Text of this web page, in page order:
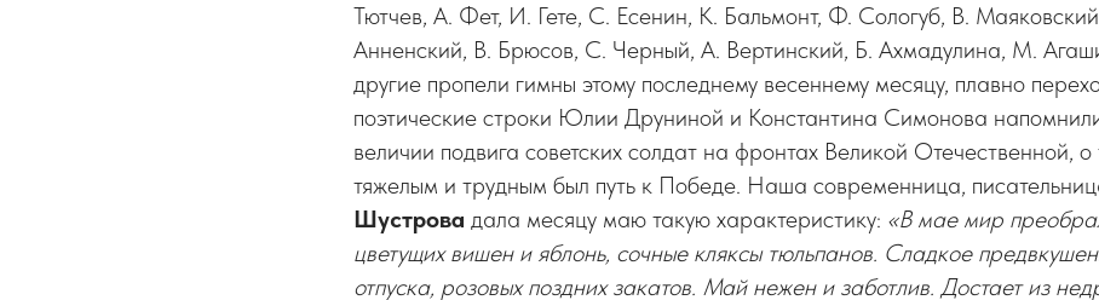
Тютчев, А. Фет, И. Гете, С. Есенин, К. Бальмонт, Ф. Сологуб, В.
Анненский, В. Брюсов, С. Черный, А. Вертинский, Б. Ахмадулина, М.
другие пропели гимны этому последнему весеннему месяцу, плавно
поэтические строки Юлии Друниной и Константина Симонова
величии подвига советских солдат на фронтах Великой Отечественной,
тяжелым и трудным был путь к Победе. Наша современница,
Шустрова дала месяцу маю такую характеристику: «В мае мир
цветущих вишен и яблонь, сочные кляксы тюльпанов. Сладкое
отпуска, розовых поздних закатов. Май нежен и заботлив. Достает из